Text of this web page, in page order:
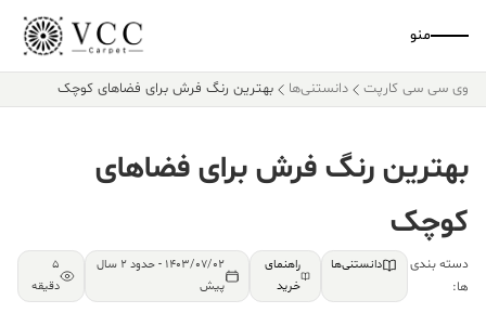
منو
سی سی کارپت دانستنی‌ها بهترین رنگ فرش برای فضاهای کوچک
رنگ فرش برای فضاهای
بندی
دانستنی‌ها
راهنمای
1403/07/02 - حدود 2 سال
پیش
دقیقه